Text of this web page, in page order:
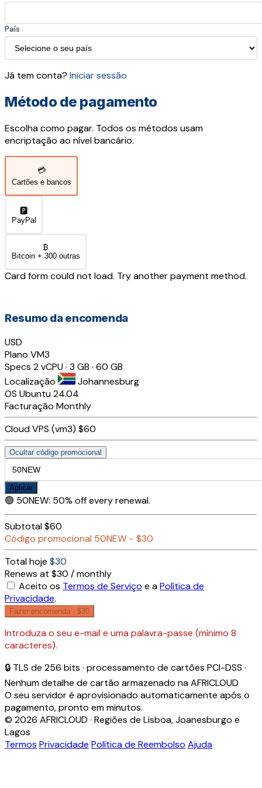
País
Já tem conta? Iniciar sessão
Método de pagamento
Escolha como pagar. Todos os métodos usam
encriptação ao nível bancário.
💳
Cartões e bancos
🅿️
PayPal
₿
Bitcoin + 300 outras
Card form could not load. Try another payment method.
Resumo da encomenda
USD
Plano VM3
Specs 2 vCPU · 3 GB · 60 GB
Localização
Johannesburg
OS Ubuntu 24.04
Facturação Monthly
Cloud VPS (vm3) $60
Ocultar código promocional
Aplicar
🟢 50NEW: 50% off every renewal.
Subtotal$60
Código promocional 50NEW − $30
Total hoje $30
Renews at $30 / monthly
Aceito os Termos de Serviço e aPolítica de
Privacidade.
Fazer encomenda · $30
Introduza o seu e-mail e uma palavra-passe (mínimo 8
caracteres).
🔒 TLS de 256 bits · processamento de cartões PCI-DSS ·
Nenhum detalhe de cartão armazenado na AFRICLOUD
O seu servidor é aprovisionado automaticamente após o
pagamento, pronto em minutos.
© 2026 AFRICLOUD · Regiões de Lisboa, Joanesburgo e
Lagos
Termos Privacidade Política de Reembolso Ajuda